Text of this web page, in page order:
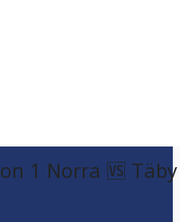
1 Norra 🆚